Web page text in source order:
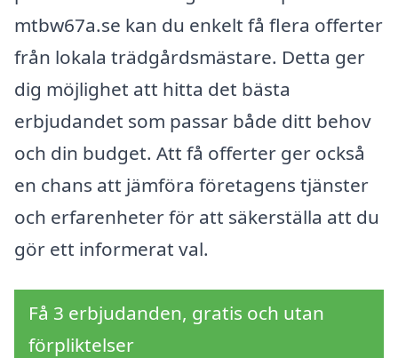
mtbw67a.se kan du enkelt få flera offerter
från lokala trädgårdsmästare. Detta ger
dig möjlighet att hitta det bästa
erbjudandet som passar både ditt behov
och din budget. Att få offerter ger också
en chans att jämföra företagens tjänster
och erfarenheter för att säkerställa att du
gör ett informerat val.
Få 3 erbjudanden, gratis och utan
förpliktelser